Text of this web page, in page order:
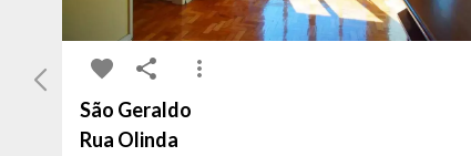
São Geraldo
Rua Olinda